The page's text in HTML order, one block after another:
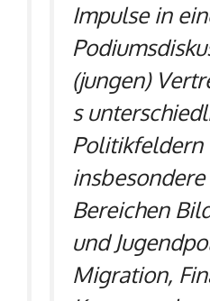
Impulse in
(jungen)
s
Politikfeldern
insbesondere
Bereichen
und
Migration,